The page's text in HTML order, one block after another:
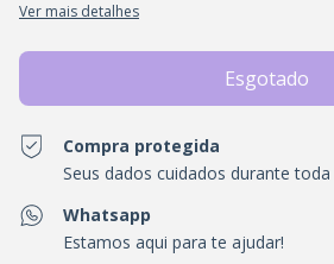
Ver mais detalhes
Compra protegida
Seus dados cuidados durante
Whatsapp
Estamos aqui para te ajudar!